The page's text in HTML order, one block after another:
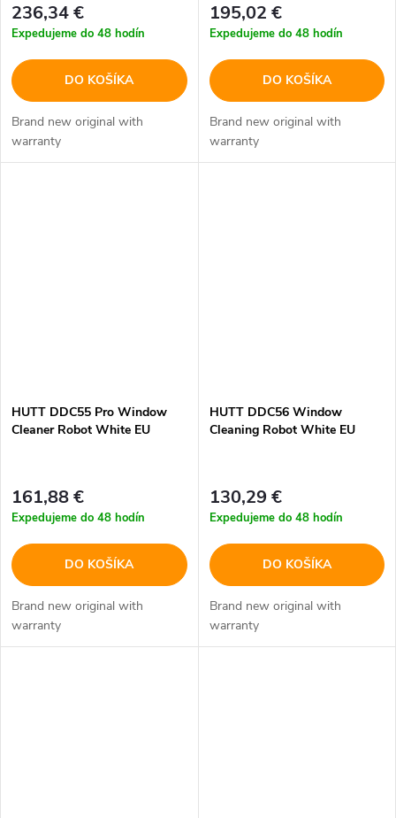
236,34 €
Expedujeme do 48 hodín
DO KOŠÍKA
Brand new original with
warranty
195,02 €
Expedujeme do 48 hodín
DO KOŠÍKA
Brand new original with
warranty
HUTT DDC55 Pro Window
Cleaner Robot White EU
161,88 €
Expedujeme do 48 hodín
DO KOŠÍKA
Brand new original with
warranty
HUTT DDC56 Window
Cleaning Robot White EU
130,29 €
Expedujeme do 48 hodín
DO KOŠÍKA
Brand new original with
warranty